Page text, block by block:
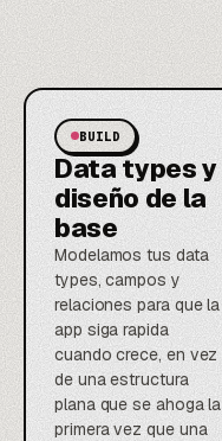
BUILD
Data types y
diseño de la
base
Modelamos tus data
types, campos y
relaciones para que la
app siga rapida
cuando crece, en vez
de una estructura
plana que se ahoga la
primera vez que una